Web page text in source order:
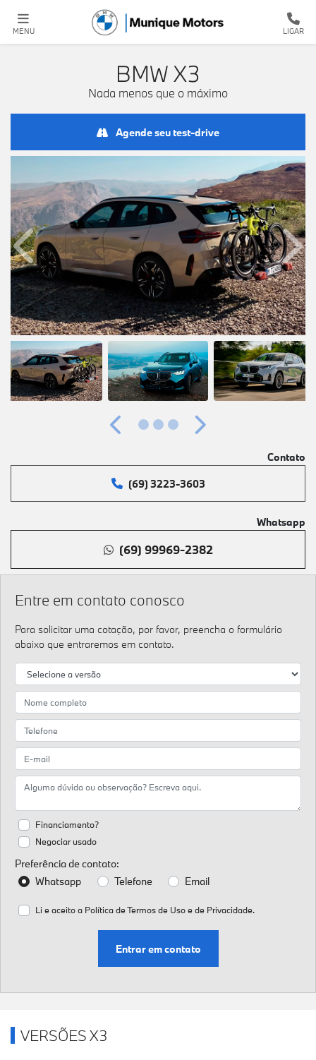
MENU LIGAR
BMW X3
Nada menos que o máximo
Agende seu test-drive
Entre em contato conosco
Para solicitar uma cotação, por favor, preencha o formulário
abaixo que entraremos em contato.
Financiamento?
Negociar usado
Preferência de contato:
Whatsapp
Telefone Email
Li e aceito a Política de Termos de Uso e de Privacidade.
Entrar em contato
Anterior
Anterior Próximo
Contato
(69) 3223-3603
Whatsapp
(69) 99969-2382
VERSÕES X3